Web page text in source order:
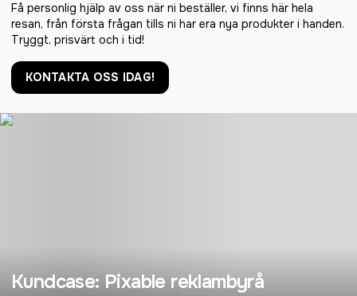
Få personlig hjälp av oss när ni beställer, vi finns här hela
resan, från första frågan tills ni har era nya produkter i handen.
Tryggt, prisvärt och i tid!
KONTAKTA OSS IDAG!
Kundcase: Pixable reklambyrå